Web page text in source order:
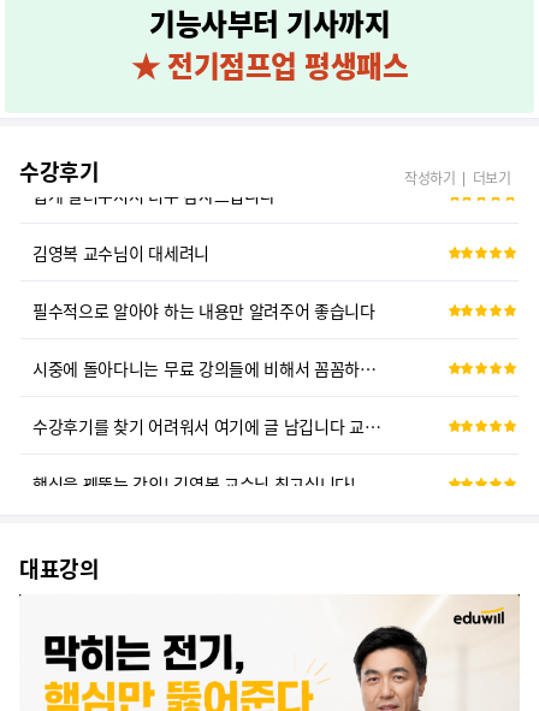
기능사부터 기사까지
★ 전기점프업 평생패스
수강후기 작성하기 더보기
공부란것을 처음 손에 잡았습니다.
전기기사 회로이론 강의 너무 감사합니다 ㅠㅠ
쉽게 알려주셔서 너무 감사드립니다
중요한 부분을 계속해서 강조해 주셔서 기억에 남게되서 좋다
강의 수강 내용에 만족합니다.. 이해하기 쉽게 설명해주셔서 감사합니다^^
대표강의